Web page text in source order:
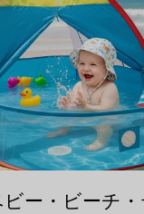
ー・ビーチ・